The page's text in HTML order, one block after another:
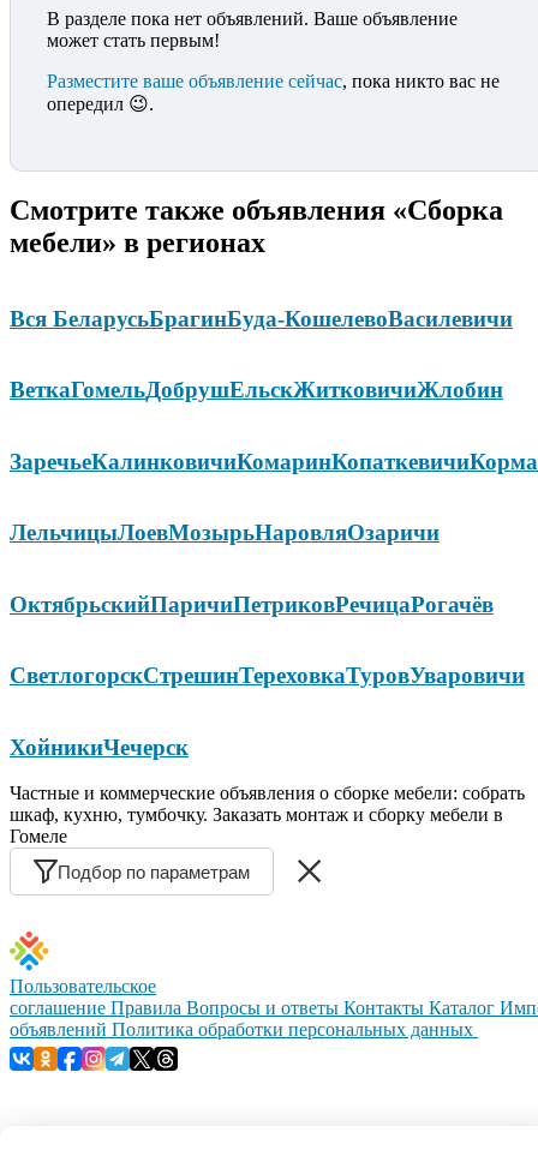
В разделе пока нет объявлений. Ваше объявление
может стать первым!
Разместите ваше объявление сейчас, пока никто вас не
опередил 😉.
Смотрите также объявления «Сборка
мебели» в регионах
Вся БеларусьБрагинБуда-КошелевоВасилевичи
ВеткаГомельДобрушЕльскЖитковичиЖлобин
ЗаречьеКалинковичиКомаринКопаткевичиКорма
ЛельчицыЛоевМозырьНаровляОзаричи
ОктябрьскийПаричиПетриковРечицаРогачёв
СветлогорскСтрешинТереховкаТуровУваровичи
ХойникиЧечерск
Частные и коммерческие объявления о сборке мебели: собрать
шкаф, кухню, тумбочку. Заказать монтаж и сборку мебели в
Гомеле
Подбор по параметрам
Пользовательское
соглашение Правила Вопросы и ответы Контакты Каталог
объявлений Политика обработки персональных данных